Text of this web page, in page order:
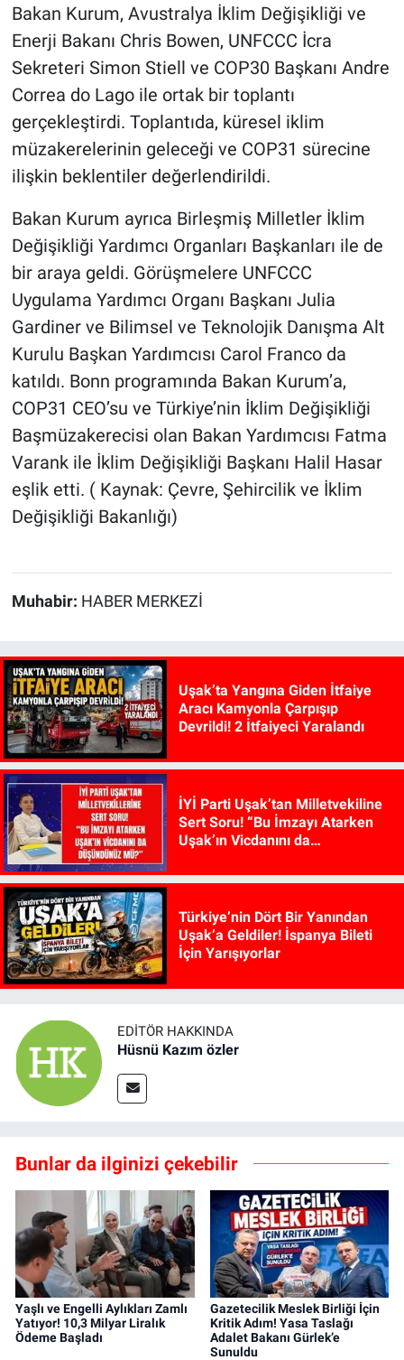
Bakan Kurum, Avustralya İklim Değişikliği ve
Enerji Bakanı Chris Bowen, UNFCCC İcra
Sekreteri Simon Stiell ve COP30 Başkanı Andre
Correa do Lago ile ortak bir toplantı
gerçekleştirdi. Toplantıda, küresel iklim
müzakerelerinin geleceği ve COP31 sürecine
ilişkin beklentiler değerlendirildi.
Bakan Kurum ayrıca Birleşmiş Milletler İklim
Değişikliği Yardımcı Organları Başkanları ile de
bir araya geldi. Görüşmelere UNFCCC
Uygulama Yardımcı Organı Başkanı Julia
Gardiner ve Bilimsel ve Teknolojik Danışma Alt
Kurulu Başkan Yardımcısı Carol Franco da
katıldı. Bonn programında Bakan Kurum’a,
COP31 CEO’su ve Türkiye’nin İklim Değişikliği
Başmüzakerecisi olan Bakan Yardımcısı Fatma
Varank ile İklim Değişikliği Başkanı Halil Hasar
eşlik etti. ( Kaynak: Çevre, Şehircilik ve İklim
Değişikliği Bakanlığı)
Muhabir: HABER MERKEZİ
Uşak’ta Yangına Giden İtfaiye
Aracı Kamyonla Çarpışıp
Devrildi! 2 İtfaiyeci Yaralandı
İYİ Parti Uşak’tan Milletvekiline
Sert Soru! “Bu İmzayı Atarken
Uşak’ın Vicdanını da
Türkiye’nin Dört Bir Yanından
Uşak’a Geldiler! İspanya Bileti
İçin Yarışıyorlar
EDITÖR HAKKINDA
Hüsnü Kazım özler
Bunlar da ilginizi çekebilir
Yaşlı ve Engelli Aylıkları Zamlı
Yatıyor! 10,3 Milyar Liralık
Ödeme Başladı
Gazetecilik Meslek Birliği İçin
Kritik Adım! Yasa Taslağı
Adalet Bakanı Gürlek’e
Sunuldu